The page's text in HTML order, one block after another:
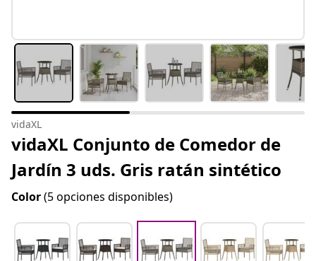
vidaXL
vidaXL Conjunto de Comedor de
Jardín 3 uds. Gris ratán sintético
Color(5 opciones disponibles)